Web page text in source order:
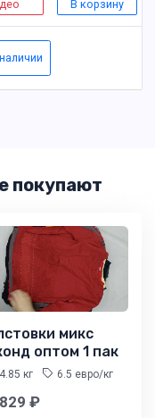
В корзину
покупают
микс
оптом 1 пак
кг 6.5 евро/кг
₽